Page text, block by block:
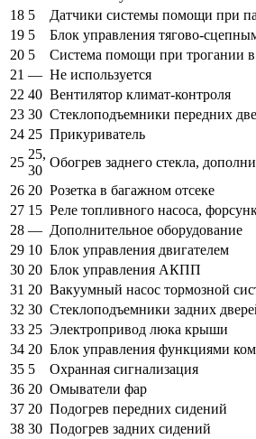
18 5
Датчики системы помощи при
19 5
Блок управления тягово-
20 5
Система помощи при трогании
21 — Не используется
22 40 Вентилятор климат-контроля
23 30 Стеклоподъемники передних
24 25 Прикуриватель
25
25,
30
Обогрев заднего стекла,
26 20 Розетка в багажном отсеке
27 15 Реле топливного насоса,
28 — Дополнительное оборудование
29 10 Блок управления двигателем
30 20 Блок управления АКПП
31 20 Вакуумный насос тормозной
32 30 Стеклоподъемники задних
33 25 Электропривод люка крыши
34 20 Блок управления функциями
35 5
Охранная сигнализация
36 20 Омыватели фар
37 20 Подогрев передних сидений
38 30 Подогрев задних сидений